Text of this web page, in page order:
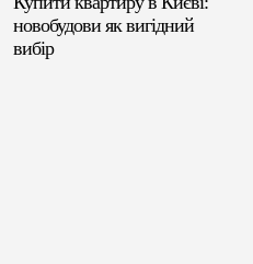
новобудови як вигідний
вибір